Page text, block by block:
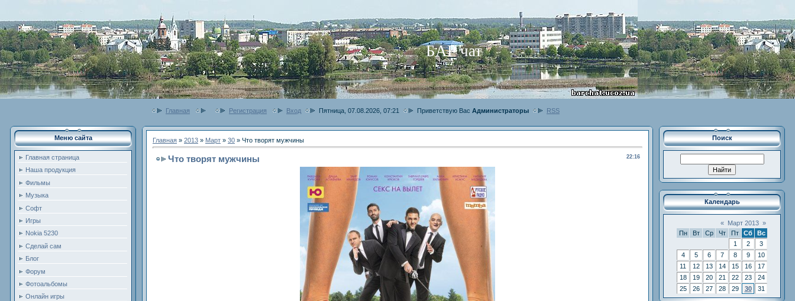
БАР чат
Главная Регистрация Вход Пятница, 07.08.2026, 07:21 Приветствую Вас Администраторы RSS
Меню сайта
Главная страница
Наша продукция
Фильмы
Музыка
Софт
Игры
Nokia 5230
Сделай сам
Блог
Форум
Фотоальбомы
Онлайн игры
Главная » 2013 » Март » 30 » Что творят мужчины
22:16
Что творят мужчины
Поиск
Календарь
« Март 2013 »
Пн
Вт Ср Чт Пт Сб
Вс
1
2
3
4
5 6 7 8 9
10
11
12 13 14 15 16
17
18
19 20 21 22 23
24
25
26 27 28 29 30 31